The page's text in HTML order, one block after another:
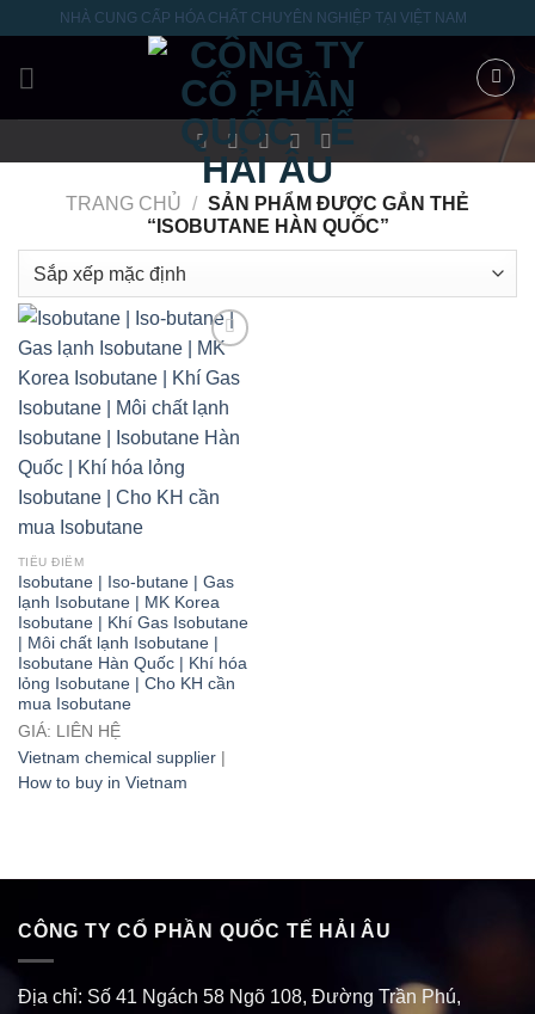
content
NHÀ CUNG CẤP HÓA CHẤT CHUYÊN NGHIỆP TẠI VIỆT NAM
TRANG CHỦ / SẢN PHẨM ĐƯỢC GẮN THẺ
“ISOBUTANE HÀN QUỐC”
TIÊU ĐIỂM
Isobutane | Iso-butane | Gas
lạnh Isobutane | MK Korea
Isobutane | Khí Gas Isobutane
| Môi chất lạnh Isobutane |
Isobutane Hàn Quốc | Khí hóa
lỏng Isobutane | Cho KH cần
mua Isobutane
GIÁ: LIÊN HỆ
Vietnam chemical supplier|
How to buy in Vietnam
CÔNG TY CỔ PHẦN QUỐC TẾ HẢI ÂU
Địa chỉ: Số 41 Ngách 58 Ngõ 108, Đường Trần Phú,